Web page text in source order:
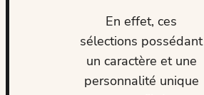
En effet, ces
sélections possédant
un caractère et une
personnalité unique